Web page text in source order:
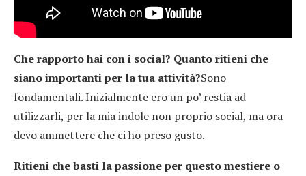
Che rapporto hai con i social? Quanto ritieni che
siano importanti per la tua attività?Sono
fondamentali. Inizialmente ero un po’ restia ad
utilizzarli, per la mia indole non proprio social, ma ora
devo ammettere che ci ho preso gusto.
Ritieni che basti la passione per questo mestiere o